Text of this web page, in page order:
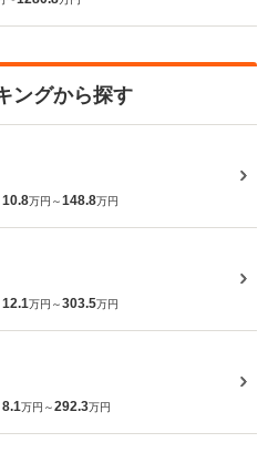
ングから探す
10.8万円～148.8万円
12.1万円～303.5万円
8.1万円～292.3万円